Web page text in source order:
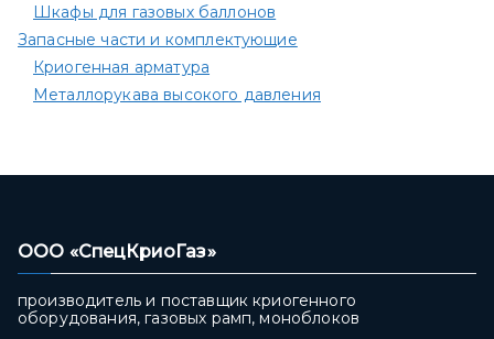
Шкафы для газовых баллонов
Запасные части и комплектующие
Криогенная арматура
Металлорукава высокого давления
ООО «СпецКриоГаз»
производитель и поставщик криогенного
оборудования, газовых рамп, моноблоков